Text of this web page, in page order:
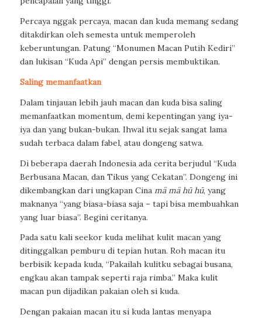
Percaya nggak percaya, macan dan kuda memang sedang
ditakdirkan oleh semesta untuk memperoleh
keberuntungan. Patung “Monumen Macan Putih Kediri”
dan lukisan “Kuda Api” dengan persis membuktikan.
Saling memanfaatkan
Dalam tinjauan lebih jauh macan dan kuda bisa saling
memanfaatkan momentum, demi kepentingan yang iya-
iya dan yang bukan-bukan. Ihwal itu sejak sangat lama
sudah terbaca dalam fabel, atau dongeng satwa.
Di beberapa daerah Indonesia ada cerita berjudul “Kuda
Berbusana Macan, dan Tikus yang Cekatan”. Dongeng ini
dikembangkan dari ungkapan Cina mä mä hū hū, yang
maknanya “yang biasa-biasa saja – tapi bisa membuahkan
yang luar biasa”. Begini ceritanya.
Pada satu kali seekor kuda melihat kulit macan yang
ditinggalkan pemburu di tepian hutan. Roh macan itu
berbisik kepada kuda, “Pakailah kulitku sebagai busana,
engkau akan tampak seperti raja rimba.” Maka kulit
macan pun dijadikan pakaian oleh si kuda.
Dengan pakaian macan itu si kuda lantas menyapa